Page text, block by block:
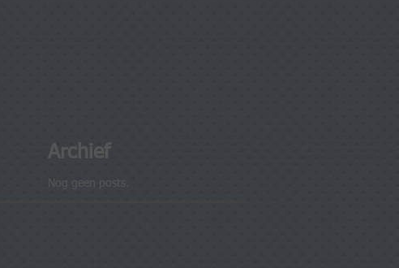
Archief
Nog geen posts.